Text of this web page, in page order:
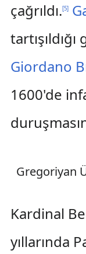
çağrıldı.[5]
Giordano
1600'de
Gregoriyan
Kardinal
yıllarında